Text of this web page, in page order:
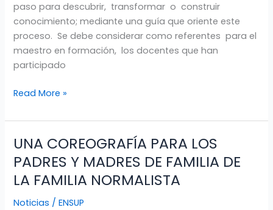
paso para descubrir, transformar o construir
conocimiento; mediante una guía que oriente este
proceso. Se debe considerar como referentes para el
maestro en formación, los docentes que han
participado
Y
MAESTROS
EN
FORMACION.
Read More »
UNA COREOGRAFÍA PARA LOS
PADRES Y MADRES DE FAMILIA DE
LA FAMILIA NORMALISTA
Noticias /ENSUP
UNA
COREOGRAFÍA
PARA
LOS
PADRES